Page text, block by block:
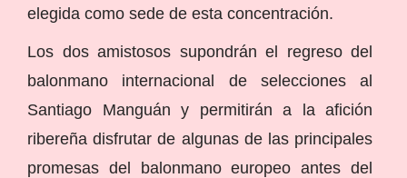
elegida como sede de esta concentración.
Los dos amistosos supondrán el regreso del
balonmano internacional de selecciones al
Santiago Manguán y permitirán a la afición
ribereña disfrutar de algunas de las principales
promesas del balonmano europeo antes del